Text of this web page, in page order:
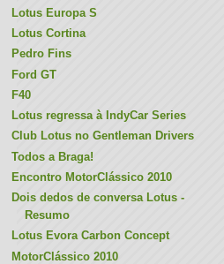
Lotus Europa S
Lotus Cortina
Pedro Fins
Ford GT
F40
Lotus regressa à IndyCar Series
Club Lotus no Gentleman Drivers
Todos a Braga!
Encontro MotorClássico 2010
Dois dedos de conversa Lotus -
Resumo
Lotus Evora Carbon Concept
MotorClássico 2010